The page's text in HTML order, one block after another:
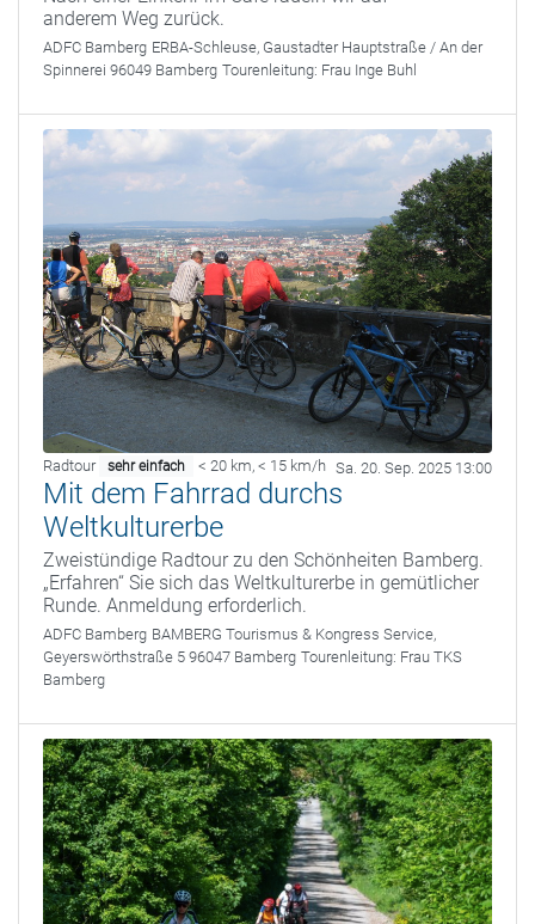
anderem Weg zurück.
ADFC Bamberg ERBA-Schleuse, Gaustadter Hauptstraße / An der
Spinnerei 96049 Bamberg Tourenleitung: Frau Inge Buhl
Radtour sehr einfach < 20 km, < 15 km/h Sa. 20. Sep. 2025 13:00
Mit dem Fahrrad durchs
Weltkulturerbe
Zweistündige Radtour zu den Schönheiten Bamberg.
„Erfahren“ Sie sich das Weltkulturerbe in gemütlicher
Runde. Anmeldung erforderlich.
ADFC Bamberg BAMBERG Tourismus & Kongress Service,
Geyerswörthstraße 5 96047 Bamberg Tourenleitung: Frau TKS
Bamberg